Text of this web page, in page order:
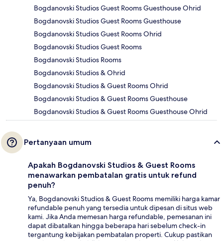
Bogdanovski Studios Guest Rooms Guesthouse Ohrid
Bogdanovski Studios Guest Rooms Guesthouse
Bogdanovski Studios Guest Rooms Ohrid
Bogdanovski Studios Guest Rooms
Bogdanovski Studios Rooms
Bogdanovski Studios & Ohrid
Bogdanovski Studios & Guest Rooms Ohrid
Bogdanovski Studios & Guest Rooms Guesthouse
Bogdanovski Studios & Guest Rooms Guesthouse Ohrid
Pertanyaan umum
Apakah Bogdanovski Studios & Guest Rooms
menawarkan pembatalan gratis untuk refund
penuh?
Ya, Bogdanovski Studios & Guest Rooms memiliki harga kamar
refundable penuh yang tersedia untuk dipesan di situs web
kami. Jika Anda memesan harga refundable, pemesanan ini
dapat dibatalkan hingga beberapa hari sebelum check-in
tergantung kebijakan pembatalan properti. Cukup pastikan